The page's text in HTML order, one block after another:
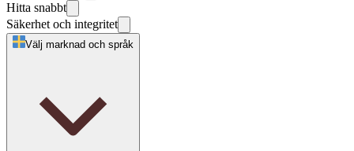
Hitta snabbt
Säkerhet och integritet
Välj marknad och språk